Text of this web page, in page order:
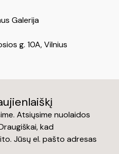
Galerija
g. 10A,Vilnius
Atsiųsime nuolaidos
kad
Jūsų el. pašto adresas